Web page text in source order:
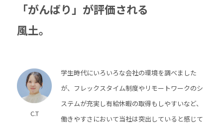
「がんばり」が評価される
風土。
C.T
学生時代にいろいろな会社の環境を調べました
が、フレックスタイム制度やリモートワークのシ
ステムが充実し有給休暇の取得もしやすいなど、
働きやすさにおいて当社は突出していると感じて